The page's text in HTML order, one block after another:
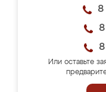
8
Или оставьте